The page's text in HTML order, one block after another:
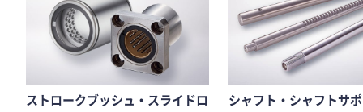
ストロークブッシュ・スライドロ
シャフト・シャフトサ